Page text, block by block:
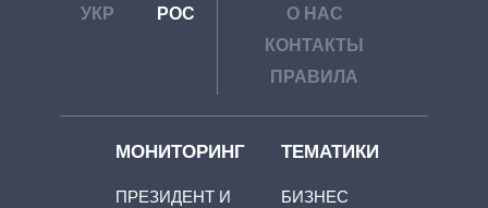
УКР РОС
О НАС
КОНТАКТЫ
ПРАВИЛА
МОНИТОРИНГ
ПРЕЗИДЕНТ И
ТЕМАТИКИ
БИЗНЕС